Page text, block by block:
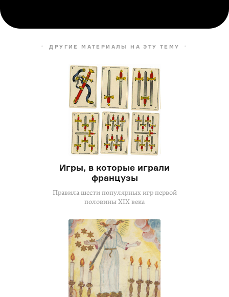
ДРУГИЕ МАТЕРИАЛЫ НА ЭТУ ТЕМУ
Игры, в которые играли
французы
Правила шести популярных игр первой
половины XIX века